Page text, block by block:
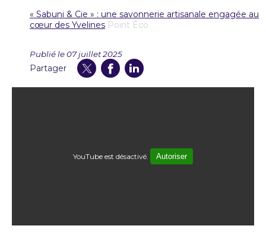
« Sabuni & Cie » : une savonnerie artisanale engagée au
cœur des Yvelines Point Éco
Publié le 07 juillet 2025
Partager
YouTube est désactivé. Autoriser